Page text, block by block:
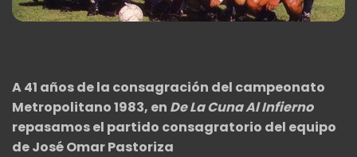
A 41 años de la consagración del campeonato
Metropolitano 1983, en De La Cuna Al Infierno
repasamos el partido consagratorio del equipo
de José Omar Pastoriza